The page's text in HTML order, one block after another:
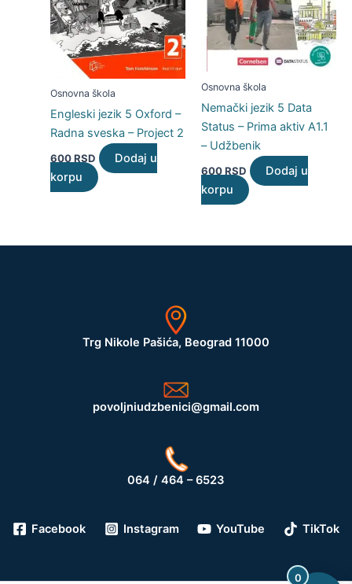
Osnovna škola
Engleski jezik 5 Oxford –
Radna sveska – Project 2
600RSD
Dodaj u
korpu
Osnovna škola
Nemački jezik 5 Data
Status – Prima aktiv A1.1
– Udžbenik
600RSD
Dodaj u
korpu
Trg Nikole Pašića, Beograd 11000
povoljniudzbenici@gmail.com
064 / 464 – 6523
Facebook Instagram YouTube TikTok
0